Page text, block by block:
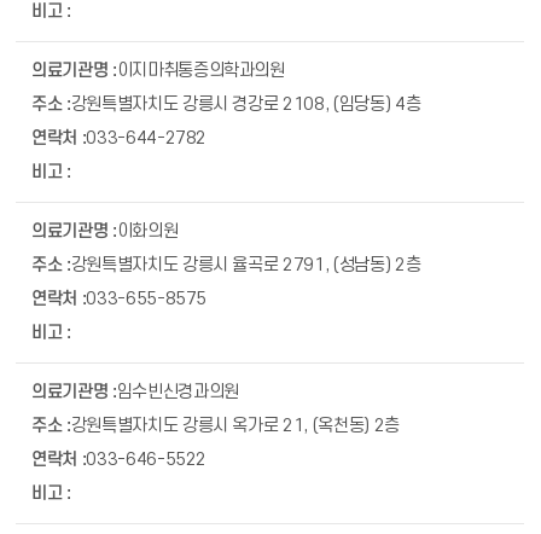
이지마취통증의학과의원
강원특별자치도 강릉시 경강로 2108, (임당동) 4층
033-644-2782
이화의원
강원특별자치도 강릉시 율곡로 2791, (성남동) 2층
033-655-8575
임수빈신경과의원
강원특별자치도 강릉시 옥가로 21, (옥천동) 2층
033-646-5522